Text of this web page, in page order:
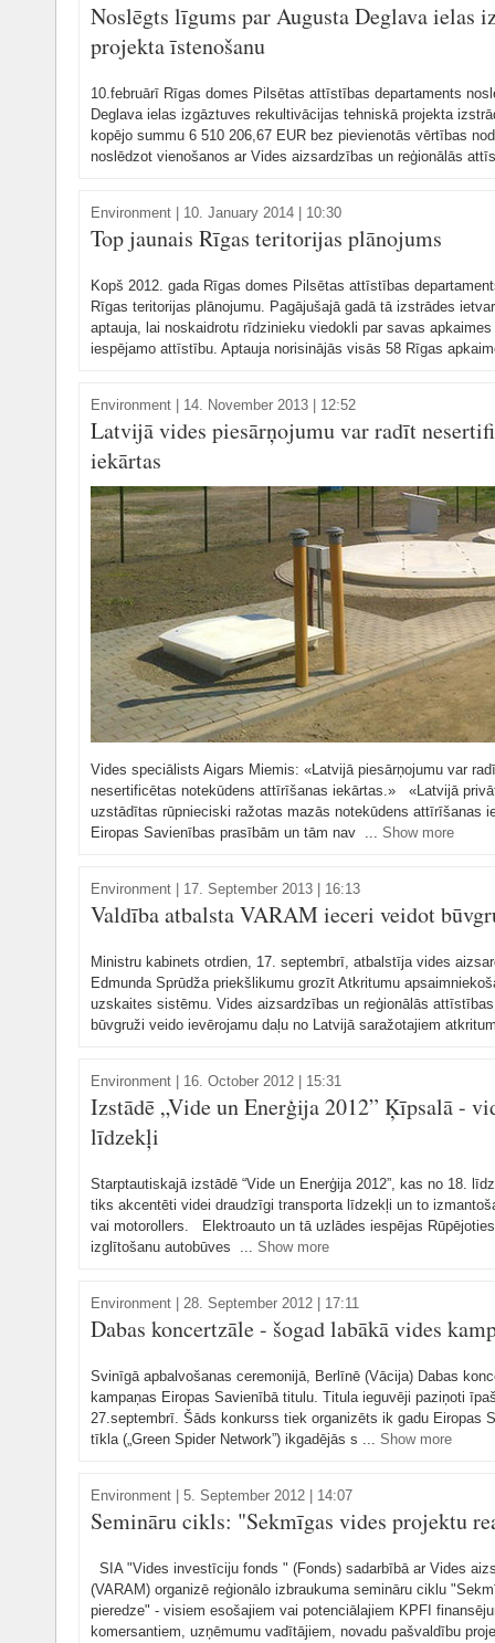
Noslēgts līgums par Augusta Deglava ielas
projekta īstenošanu
10.februārī Rīgas domes Pilsētas attīstības departaments
Deglava ielas izgāztuves rekultivācijas tehniskā projekta
kopējo summu 6 510 206,67 EUR bez pievienotās vērtības
noslēdzot vienošanos ar Vides aizsardzības un reģionālās
Environment 10. January 2014 | 10:30
Top jaunais Rīgas teritorijas plānojums
Kopš 2012. gada Rīgas domes Pilsētas attīstības
Rīgas teritorijas plānojumu. Pagājušajā gadā tā izstrādes
aptauja, lai noskaidrotu rīdzinieku viedokli par savas
iespējamo attīstību. Aptauja norisinājās visās 58 Rīgas
Environment 14. November 2013 | 12:52
Latvijā vides piesārņojumu var radīt
iekārtas
Vides speciālists Aigars Miemis: «Latvijā piesārņojumu var
nesertificētas notekūdens attīrīšanas iekārtas.» «Latvijā
uzstādītas rūpnieciski ražotas mazās notekūdens attīrīšanas
Eiropas Savienības prasībām un tām nav ... Show more
Environment 17. September 2013 | 16:13
Valdība atbalsta VARAM ieceri veidot
Ministru kabinets otrdien, 17. septembrī, atbalstīja vides
Edmunda Sprūdža priekšlikumu grozīt Atkritumu
uzskaites sistēmu. Vides aizsardzības un reģionālās
būvgruži veido ievērojamu daļu no Latvijā saražotajiem
Environment 16. October 2012 | 15:31
Izstādē „Vide un Enerģija 2012” Ķīpsalā -
līdzekļi
Starptautiskajā izstādē “Vide un Enerģija 2012”, kas no 18.
tiks akcentēti videi draudzīgi transporta līdzekļi un to
vai motorollers. Elektroauto un tā uzlādes iespējas
izglītošanu autobūves ... Show more
Environment 28. September 2012 | 17:11
Dabas koncertzāle - šogad labākā vides
Svinīgā apbalvošanas ceremonijā, Berlīnē (Vācija) Dabas
kampaņas Eiropas Savienībā titulu. Titula ieguvēji paziņoti
27.septembrī. Šāds konkurss tiek organizēts ik gadu Eiropas
tīkla („Green Spider Network”) ikgadējās s ... Show more
Environment 5. September 2012 | 14:07
Semināru cikls: "Sekmīgas vides projektu
SIA "Vides investīciju fonds " (Fonds) sadarbībā ar Vides
(VARAM) organizē reģionālo izbraukuma semināru ciklu
pieredze" - visiem esošajiem vai potenciālajiem KPFI
komersantiem, uzņēmumu vadītājiem, novadu pašvaldību